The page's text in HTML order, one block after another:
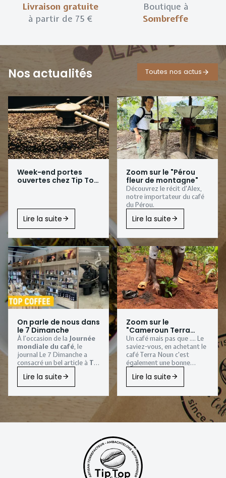
Livraison gratuite
à partir de 75 €
Boutique à
Sombreffe
Nos actualités Toutes nos actus
Week-end portes
ouvertes chez Tip Top
Lire la suite
Zoom sur le "Pérou
fleur de montagne"
Découvrez le récit d'Alex,
notre importateur du café
du Pérou.
Lire la suite
On parle de nous dans
le 7 Dimanche
À l’occasion de la Journée
mondiale du café, le
journal Le 7 Dimanche a
consacré un bel article à Tip
torréfaction artisanale
installée àSombreffe
Une belle reconnaissance
entreprise
depuis plus de vingt ans
Lire la suite
Zoom sur le
"Cameroun Terra
Noun"
Un café mais pas que .... Le
saviez-vous, en achetant le
café Terra Noun c'est
également une bonne
Lire la suite